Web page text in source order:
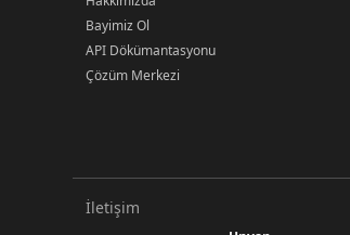
Bayimiz Ol
API Dökümantasyonu
Çözüm Merkezi
İletişim